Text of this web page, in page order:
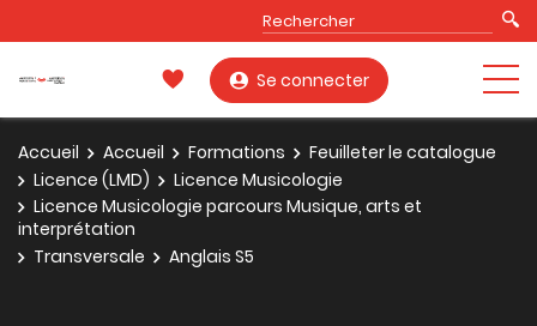
Se connecter
Accueil Accueil Formations
Feuilleter le catalogue
Licence (LMD)
Licence Musicologie
Licence Musicologie parcours Musique, arts et
interprétation
Transversale
Anglais S5